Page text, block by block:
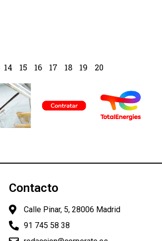
14 15 16 17 18 19 20
Contacto
Calle Pinar, 5, 28006 Madrid
91 745 58 38